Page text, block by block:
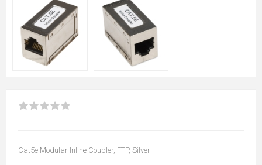
Cat5e Modular Inline Coupler, FTP, Silver